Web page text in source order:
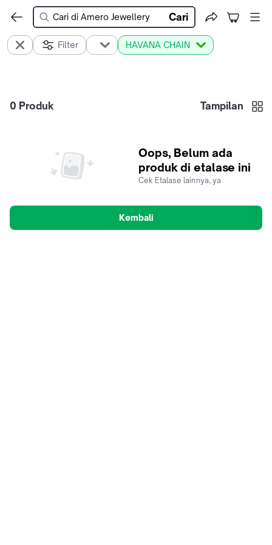
Cari
Filter HAVANA CHAIN
0 Produk Tampilan
Oops, Belum ada
produk di etalase ini
Cek Etalase lainnya, ya
Kembali